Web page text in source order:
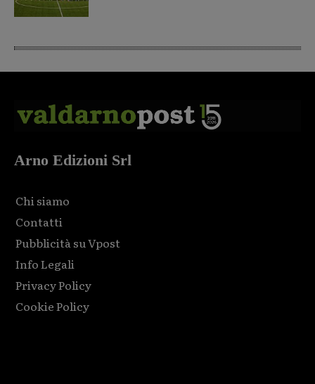
Arno Edizioni Srl
Chi siamo
Contatti
Pubblicità su Vpost
Info Legali
Privacy Policy
Cookie Policy